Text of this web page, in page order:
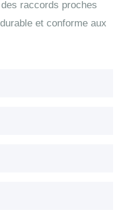
raccords proches
et conforme aux